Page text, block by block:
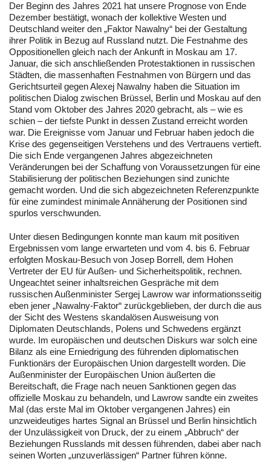
Der Beginn des Jahres 2021 hat unsere Prognose von Ende
Dezember bestätigt, wonach der kollektive Westen und
Deutschland weiter den „Faktor Nawalny“ bei der Gestaltung
ihrer Politik in Bezug auf Russland nutzt. Die Festnahme des
Oppositionellen gleich nach der Ankunft in Moskau am 17.
Januar, die sich anschließenden Protestaktionen in russischen
Städten, die massenhaften Festnahmen von Bürgern und das
Gerichtsurteil gegen Alexej Nawalny haben die Situation im
politischen Dialog zwischen Brüssel, Berlin und Moskau auf den
Stand vom Oktober des Jahres 2020 gebracht, als – wie es
schien – der tiefste Punkt in dessen Zustand erreicht worden
war. Die Ereignisse vom Januar und Februar haben jedoch die
Krise des gegenseitigen Verstehens und des Vertrauens vertieft.
Die sich Ende vergangenen Jahres abgezeichneten
Veränderungen bei der Schaffung von Voraussetzungen für eine
Stabilisierung der politischen Beziehungen sind zunichte
gemacht worden. Und die sich abgezeichneten Referenzpunkte
für eine zumindest minimale Annäherung der Positionen sind
spurlos verschwunden.
Unter diesen Bedingungen konnte man kaum mit positiven
Ergebnissen vom lange erwarteten und vom 4. bis 6. Februar
erfolgten Moskau-Besuch von Josep Borrell, dem Hohen
Vertreter der EU für Außen- und Sicherheitspolitik, rechnen.
Ungeachtet seiner inhaltsreichen Gespräche mit dem
russischen Außenminister Sergej Lawrow war informationsseitig
eben jener „Nawalny-Faktor“ zurückgeblieben, der durch die aus
der Sicht des Westens skandalösen Ausweisung von
Diplomaten Deutschlands, Polens und Schwedens ergänzt
wurde. Im europäischen und deutschen Diskurs war solch eine
Bilanz als eine Erniedrigung des führenden diplomatischen
Funktionärs der Europäischen Union dargestellt worden. Die
Außenminister der Europäischen Union äußerten die
Bereitschaft, die Frage nach neuen Sanktionen gegen das
offizielle Moskau zu behandeln, und Lawrow sandte ein zweites
Mal (das erste Mal im Oktober vergangenen Jahres) ein
unzweideutiges hartes Signal an Brüssel und Berlin hinsichtlich
der Unzulässigkeit von Druck, der zu einem „Abbruch“ der
Beziehungen Russlands mit dessen führenden, dabei aber nach
seinen Worten „unzuverlässigen“ Partner führen könne.